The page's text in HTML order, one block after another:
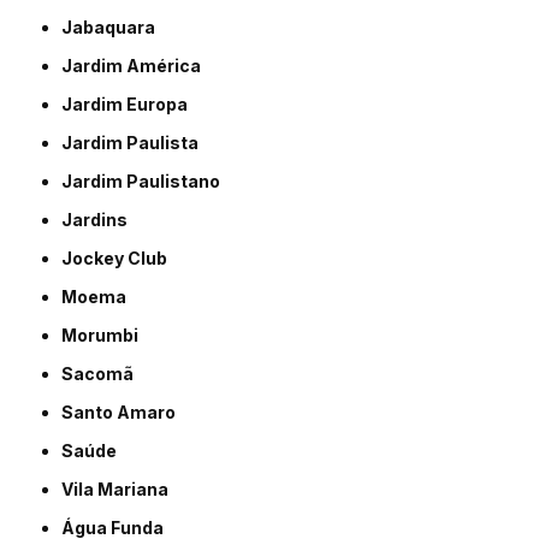
Jabaquara
Jardim América
Jardim Europa
Jardim Paulista
Jardim Paulistano
Jardins
Jockey Club
Moema
Morumbi
Sacomã
Santo Amaro
Saúde
Vila Mariana
Água Funda